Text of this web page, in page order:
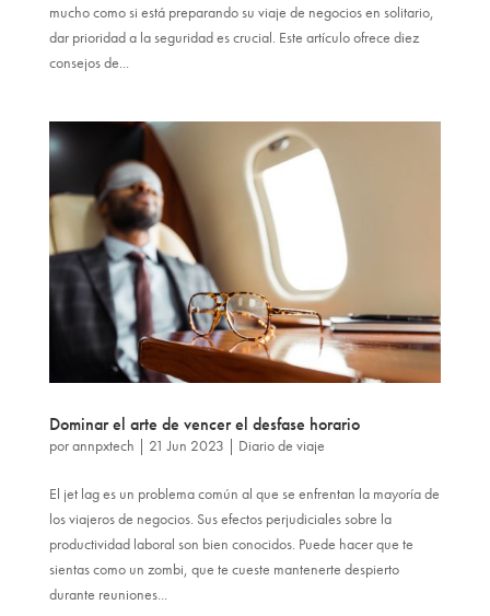
mucho como si está preparando su viaje de negocios en solitario,
dar prioridad a la seguridad es crucial. Este artículo ofrece diez
consejos de...
Dominar el arte de vencer el desfase horario
porannpxtech | 21 Jun 2023 | Diario de viaje
El jet lag es un problema común al que se enfrentan la mayoría de
los viajeros de negocios. Sus efectos perjudiciales sobre la
productividad laboral son bien conocidos. Puede hacer que te
sientas como un zombi, que te cueste mantenerte despierto
durante reuniones...